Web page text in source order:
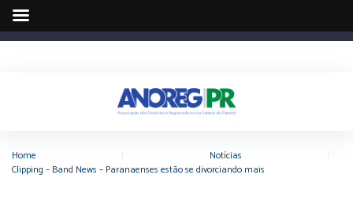
Home Notícias
Clipping – Band News – Paranaenses estão se divorciando mais